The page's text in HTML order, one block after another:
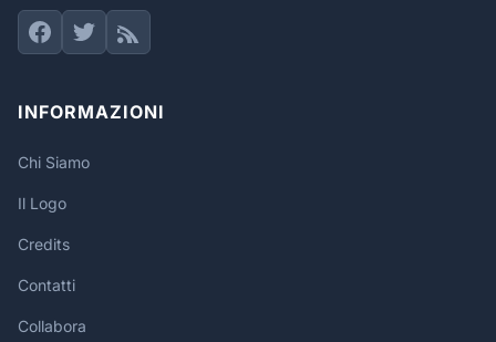
INFORMAZIONI
Chi Siamo
Il Logo
Credits
Contatti
Collabora